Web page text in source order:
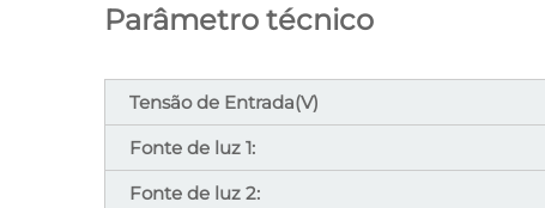
Parâmetro técnico
Tensão de Entrada(V)
Fonte de luz 1:
Fonte de luz 2: